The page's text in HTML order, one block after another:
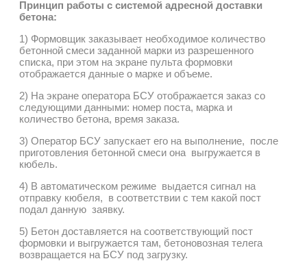
Принцип работы с системой адресной доставки
бетона:
1) Формовщик заказывает необходимое количество
бетонной смеси заданной марки из разрешенного
списка, при этом на экране пульта формовки
отображается данные о марке и объеме.
2) На экране оператора БСУ отображается заказ со
следующими данными: номер поста, марка и
количество бетона, время заказа.
3) Оператор БСУ запускает его на выполнение, после
приготовления бетонной смеси она выгружается в
кюбель.
4) В автоматическом режиме выдается сигнал на
отправку кюбеля, в соответствии с тем какой пост
подал данную заявку.
5) Бетон доставляется на соответствующий пост
формовки и выгружается там, бетоновозная телега
возвращается на БСУ под загрузку.